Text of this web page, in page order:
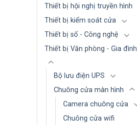
Thiết bị hội nghị truyền hình
Thiết bị kiểm soát cửa
Thiết bị số - Công nghệ
Thiết bị Văn phòng - Gia đình
Bộ lưu điện UPS
Chuông cửa màn hình
Camera chuông cửa
Chuông cửa wifi